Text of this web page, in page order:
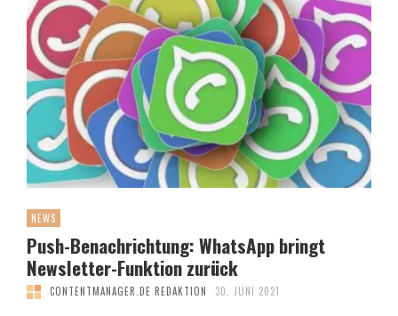
NEWS
Push-Benachrichtung: WhatsApp bringt
Newsletter-Funktion zurück
CONTENTMANAGER.DE REDAKTION 30. JUNI 2021